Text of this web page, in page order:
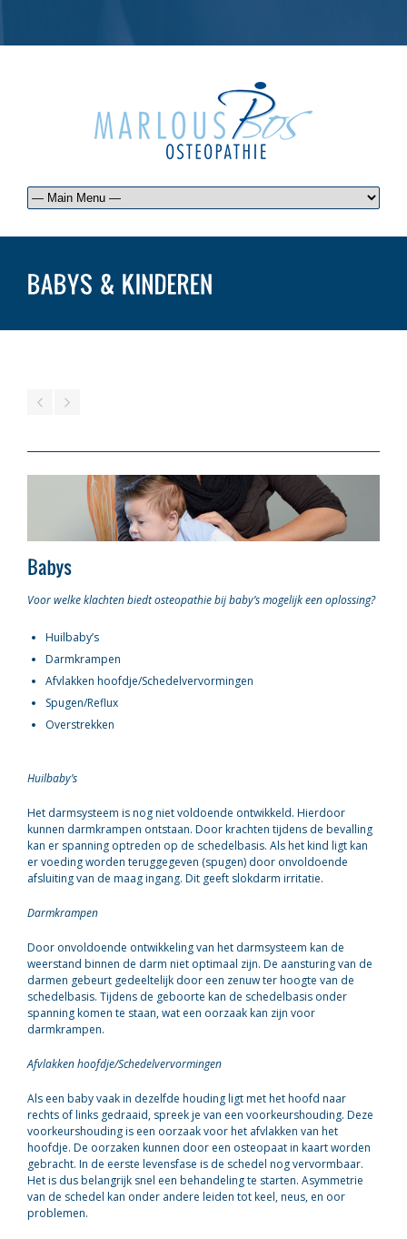
Voor welke klachten biedt osteopathie bij baby’s mogelijk een oplossing?
Huilbaby’s
Darmkrampen
Afvlakken hoofdje/Schedelvervormingen
Spugen/Reflux
Overstrekken
Huilbaby’s
Het darmsysteem is nog niet voldoende ontwikkeld. Hierdoor
kunnen darmkrampen ontstaan. Door krachten tijdens de bevalling
kan er spanning optreden op de schedelbasis. Als het kind ligt kan
er voeding worden teruggegeven (spugen) door onvoldoende
afsluiting van de maag ingang. Dit geeft slokdarm irritatie.
Darmkrampen
Door onvoldoende ontwikkeling van het darmsysteem kan de
weerstand binnen de darm niet optimaal zijn. De aansturing van de
darmen gebeurt gedeeltelijk door een zenuw ter hoogte van de
schedelbasis. Tijdens de geboorte kan de schedelbasis onder
spanning komen te staan, wat een oorzaak kan zijn voor
darmkrampen.
Afvlakken hoofdje/Schedelvervormingen
Als een baby vaak in dezelfde houding ligt met het hoofd naar
rechts of links gedraaid, spreek je van een voorkeurshouding. Deze
voorkeurshouding is een oorzaak voor het afvlakken van het
hoofdje. De oorzaken kunnen door een osteopaat in kaart worden
gebracht. In de eerste levensfase is de schedel nog vervormbaar.
Het is dus belangrijk snel een behandeling te starten. Asymmetrie
van de schedel kan onder andere leiden tot keel, neus, en oor
problemen.